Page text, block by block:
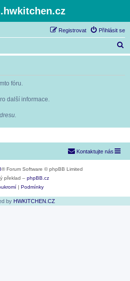
Přihlásit se
Registrovat
l
fóru.
další informace.
Kontaktujte nás
® Forum Software © phpBB Limited
překlad – phpBB.cz
| Podmínky
by HWKITCHEN.CZ